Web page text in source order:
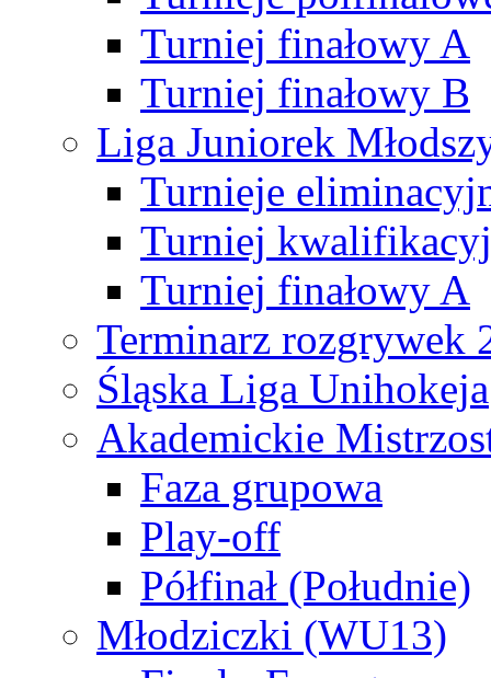
Turniej finałowy A
Turniej finałowy B
Liga Juniorek
Turnieje
Turniej
Turniej finałowy A
Terminarz rozgrywek
Śląska Liga Unihokeja
Akademickie
Faza grupowa
Play-off
Półfinał (Południe)
Młodziczki (WU13)